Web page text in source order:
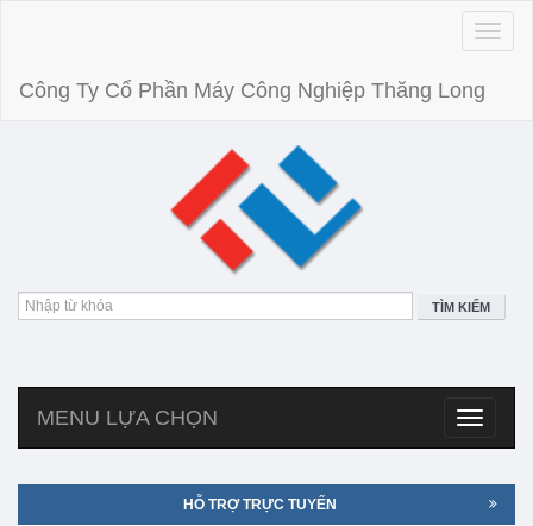
Toggle
Công Ty Cổ Phần Máy Công Nghiệp Thăng Long
TÌM KIẾM
Toggle
MENU LỰA CHỌN
HỖ TRỢ TRỰC TUYẾN